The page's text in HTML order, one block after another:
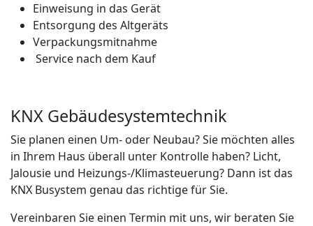
Einweisung in das Gerät
Entsorgung des Altgeräts
Verpackungsmitnahme
Service nach dem Kauf
KNX Gebäudesystemtechnik
Sie planen einen Um- oder Neubau? Sie möchten alles
in Ihrem Haus überall unter Kontrolle haben? Licht,
Jalousie und Heizungs-/Klimasteuerung? Dann ist das
KNX Busystem genau das richtige für Sie.
Vereinbaren Sie einen Termin mit uns, wir beraten Sie